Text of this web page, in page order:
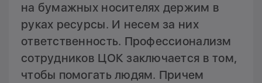
на бумажных носителях держим в
руках ресурсы. И несем за них
ответственность. Профессионализм
сотрудников ЦОК заключается в том,
чтобы помогать людям. Причем